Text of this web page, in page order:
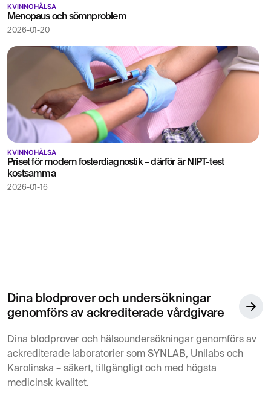
KVINNOHÄLSA
Menopaus och sömnproblem
2026-01-20
KVINNOHÄLSA
Priset för modern fosterdiagnostik – därför är NIPT-test
kostsamma
2026-01-16
Dina blodprover och undersökningar
genomförs av ackrediterade vårdgivare
Dina blodprover och hälsoundersökningar genomförs av
ackrediterade laboratorier som SYNLAB, Unilabs och
Karolinska – säkert, tillgängligt och med högsta
medicinsk kvalitet.